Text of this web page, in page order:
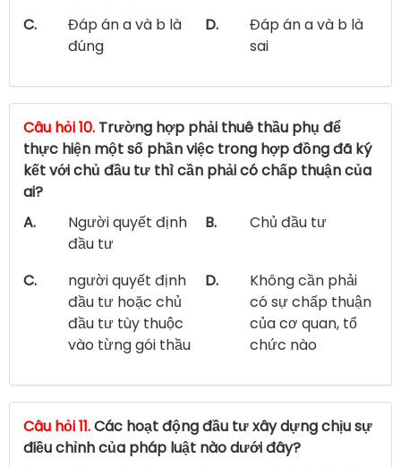
C.
Đáp án a và b là
đúng
D.
Đáp án a và b là
sai
Câu hỏi 10. Trường hợp phải thuê thầu phụ để
thực hiện một số phần việc trong hợp đồng đã ký
kết với chủ đầu tư thì cần phải có chấp thuận của
ai?
A.
Người quyết định
đầu tư
B. Chủ đầu tư
C.
người quyết định
đầu tư hoặc chủ
đầu tư tùy thuộc
vào từng gói thầu
D.
Không cần phải
có sự chấp thuận
của cơ quan, tổ
chức nào
Câu hỏi 11.Các hoạt động đầu tư xây dựng chịu sự
điều chỉnh của pháp luật nào dưới đây?